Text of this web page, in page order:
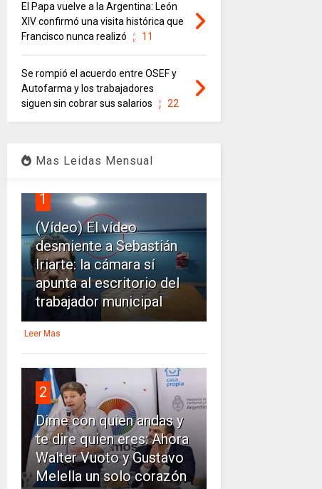
El Papa vuelve a la Argentina: León
XIV confirmó una visita histórica que
Francisco nunca realizó
11
Se rompió el acuerdo entre OSEF y
Autofarma y los trabajadores
siguen sin cobrar sus salarios
22
Mas Leidas Mensual
1
(Vídeo) El vídeo
desmiente a Sebastián
Iriarte: la cámara sí
apunta al escritorio del
trabajador municipal
Leer Mas
2
Dime con quien andas y
te dire quien eres: Ahora
Walter Vuoto y Gustavo
Melella un solo corazón